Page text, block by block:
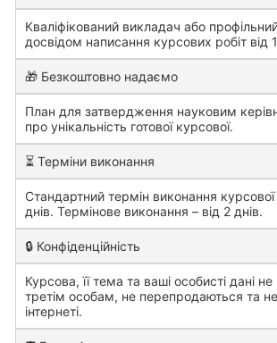
Кваліфікований викладач або
досвідом написання курсових робіт від
🎁 Безкоштовно надаємо
План для затвердження науковим
про унікальність готової курсової.
⏳ Терміни виконання
Стандартний термін виконання
днів. Термінове виконання – від 2 днів.
🔒 Конфіденційність
Курсова, її тема та ваші особисті дані
третім особам, не перепродаються та
інтернеті.